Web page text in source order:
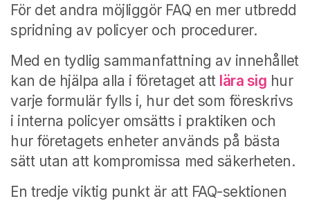
För det andra möjliggör FAQ en mer utbredd
spridning av policyer och procedurer.
Med en tydlig sammanfattning av innehållet
kan de hjälpa alla i företaget att lära sig hur
varje formulär fylls i, hur det som föreskrivs
i interna policyer omsätts i praktiken och
hur företagets enheter används på bästa
sätt utan att kompromissa med säkerheten.
En tredje viktig punkt är att FAQ-sektionen